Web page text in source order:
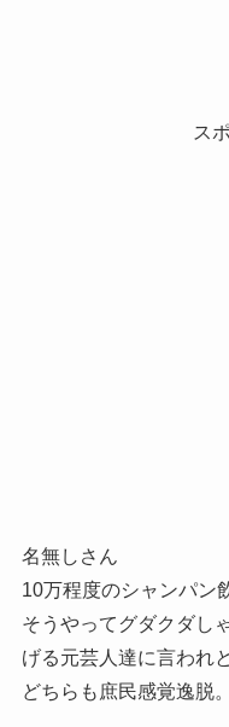
ス
名無しさん
10万程度のシャンパン
そうやってグダクダし
げる元芸人達に言われ
どちらも庶民感覚逸脱。